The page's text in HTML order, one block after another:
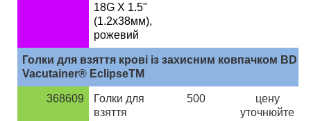
18G X 1.5"
(1.2х38мм),
рожевий
Голки для взяття крові із захисним ковпачком BD
Vacutainer® EclipseTM
368609
Голки для
взяття
500 цену
уточнюйте